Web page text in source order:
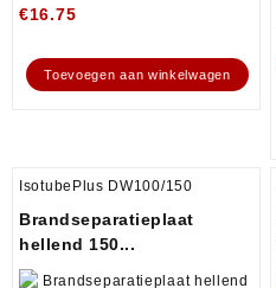
€16.75
Toevoegen aan winkelwagen
IsotubePlus DW100/150
Brandseparatieplaat
hellend 150...